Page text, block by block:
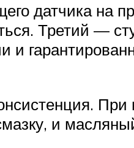
датчика на
Третий —
и
и